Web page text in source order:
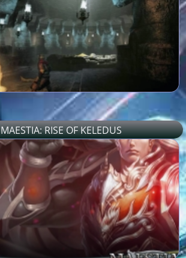
MAESTIA: RISE OF KELEDUS